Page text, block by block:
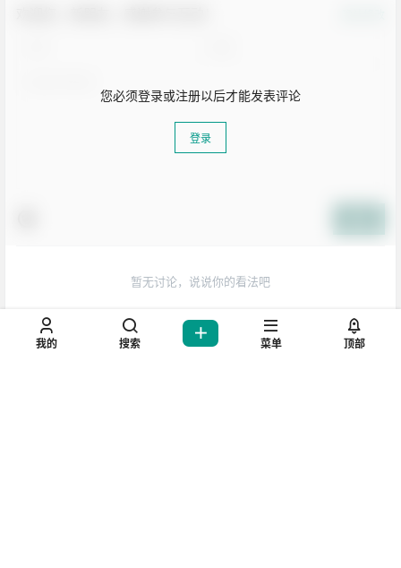
您必须登录或注册以后才能发表评论
登录
暂无讨论，说说你的看法吧
走路也有劲了！
我的 搜索 菜单 顶部